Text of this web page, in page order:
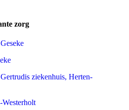
zorg
ziekenhuis, Herten-